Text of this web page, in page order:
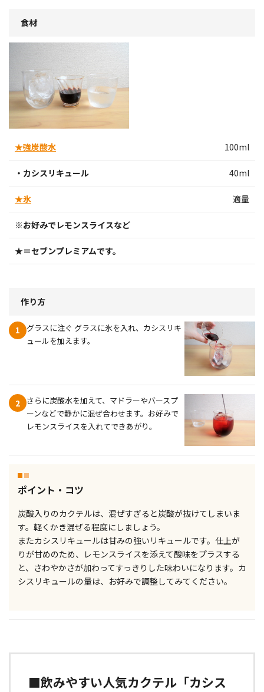
食材
★強炭酸水 100ml
・カシスリキュール 40ml
★氷 適量
※お好みでレモンスライスなど
★＝セブンプレミアムです。
作り方
1
グラスに注ぐ グラスに氷を入れ、カシスリキ
ュールを加えます。
2
さらに炭酸水を加えて、マドラーやバースプ
ーンなどで静かに混ぜ合わせます。お好みで
レモンスライスを入れてできあがり。
ポイント・コツ
炭酸入りのカクテルは、混ぜすぎると炭酸が抜けてしまいま
す。軽くかき混ぜる程度にしましょう。
またカシスリキュールは甘みの強いリキュールです。仕上が
りが甘めのため、レモンスライスを添えて酸味をプラスする
と、さわやかさが加わってすっきりした味わいになります。カ
シスリキュールの量は、お好みで調整してみてください。
■飲みやすい人気カクテル「カシス